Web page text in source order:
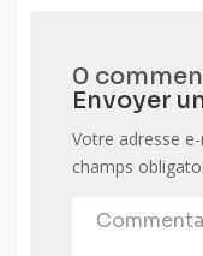
0
Envoyer
Votre adresse
champs